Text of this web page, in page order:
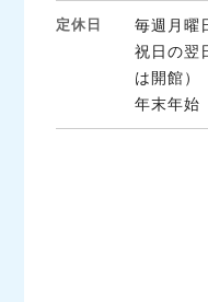
定休日
毎週月曜
祝日の翌
は開館）
年末年始